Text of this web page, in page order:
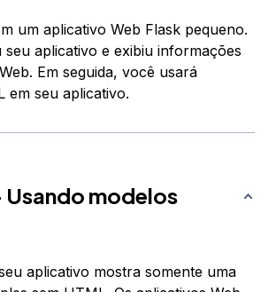
um aplicativo Web Flask pequeno.
seu aplicativo e exibiu informações
Em seguida, você usará
em seu aplicativo.
Usando modelos
aplicativo mostra somente uma